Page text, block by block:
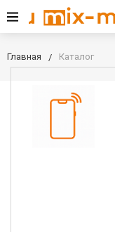
Главная Каталог